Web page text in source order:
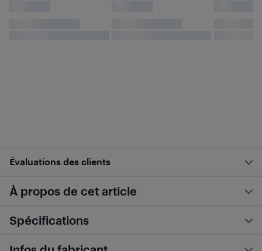
Évaluations des clients
À propos de cet article
Spécifications